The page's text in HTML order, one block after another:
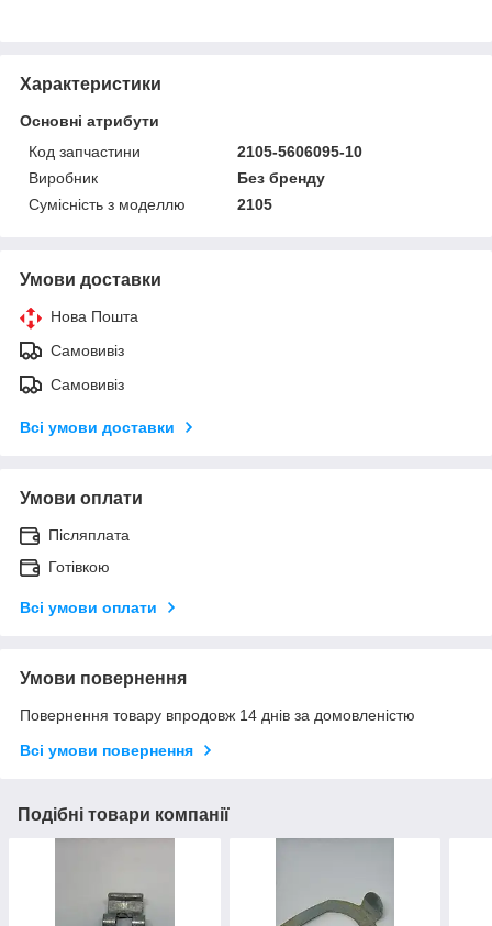
Характеристики
Основні атрибути
Код запчастини
2105-5606095-10
Виробник
Без бренду
Сумісність з моделлю
2105
Умови доставки
Нова Пошта
Самовивіз
Самовивіз
Всі умови доставки
Умови оплати
Післяплата
Готівкою
Всі умови оплати
Умови повернення
Повернення товару впродовж 14 днів за домовленістю
Всі умови повернення
Подібні товари компанії